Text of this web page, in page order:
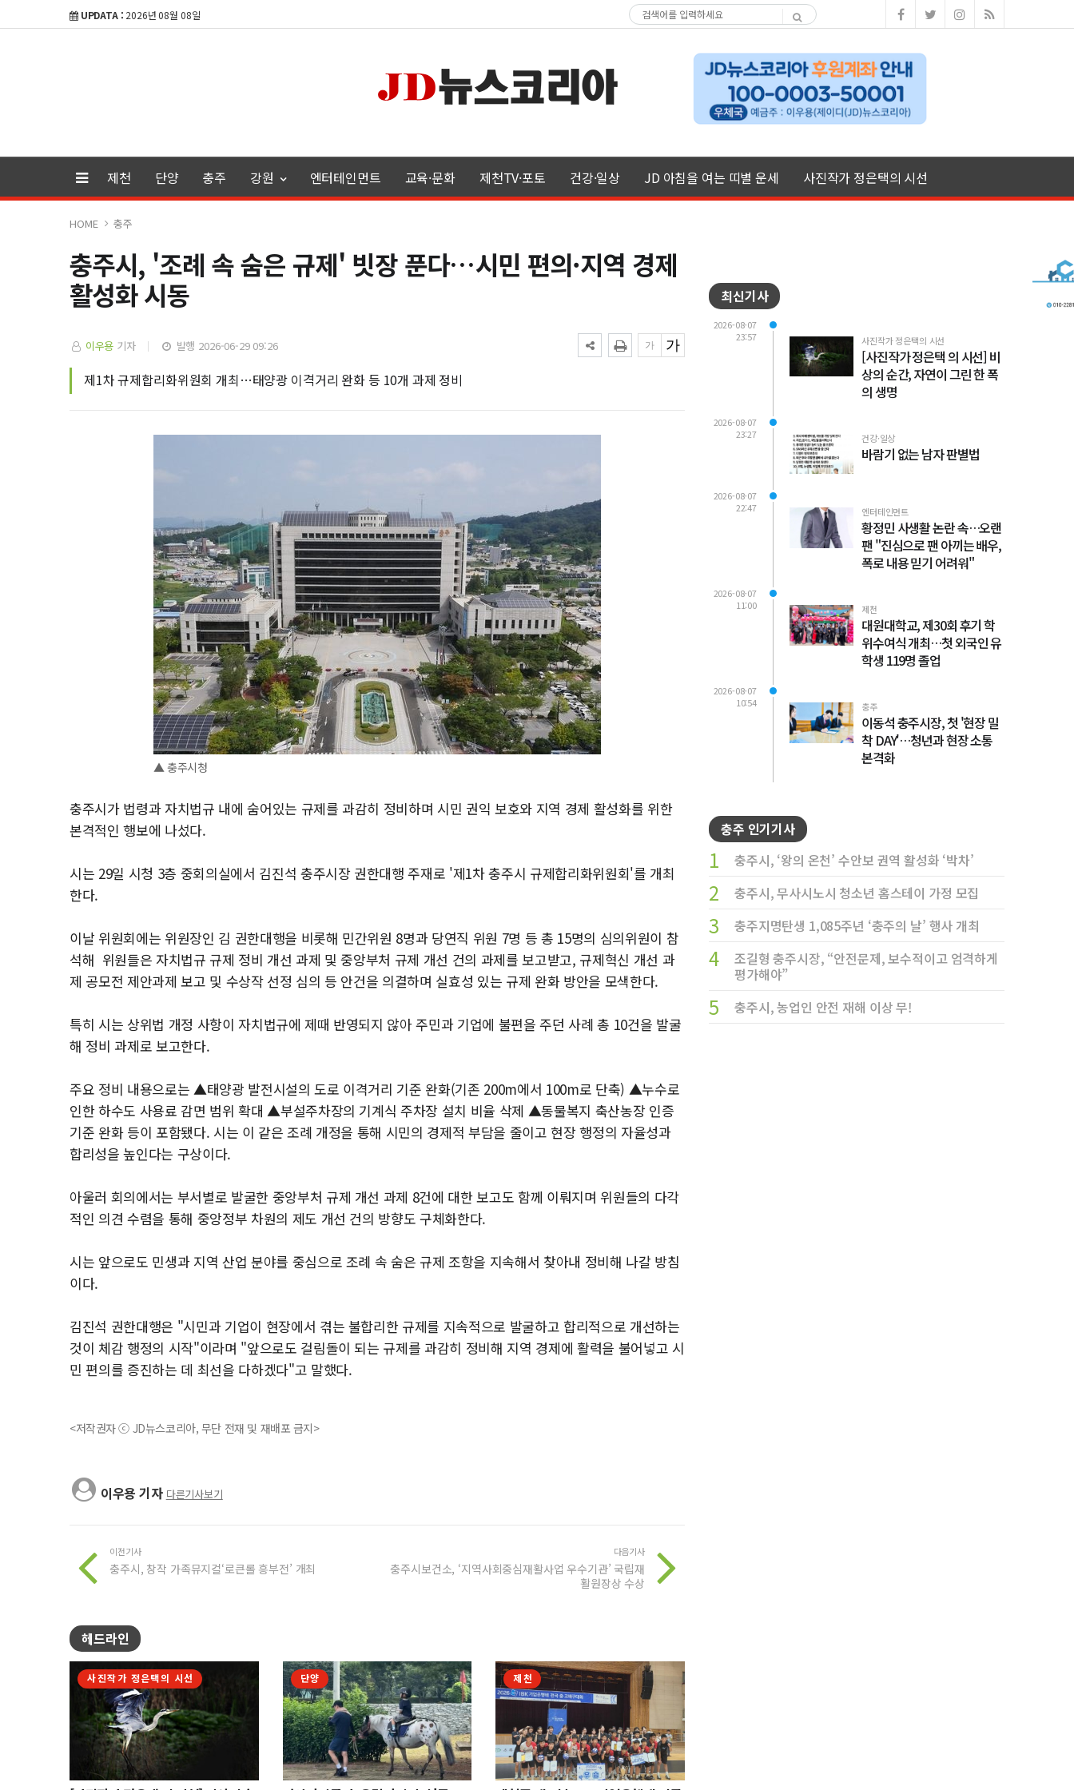
UPDATA : 2026년 08월 08일
제천 단양 충주 강원 엔터테인먼트 교육·문화 제천TV·포토 건강·일상 JD 아침을 여는 띠별 운세 사진작가 정은택의 시선
HOME 충주
충주시, '조례 속 숨은 규제' 빗장 푼다…시민 편의·지역 경제
활성화 시동
이우용 기자 발행 2026-06-29 09:26
제1차 규제합리화위원회 개최…태양광 이격거리 완화 등 10개 과제 정비
▲ 충주시청
충주시가 법령과 자치법규 내에 숨어있는 규제를 과감히 정비하며 시민 권익 보호와 지역 경제 활성화를 위한
본격적인 행보에 나섰다.
시는 29일 시청 3층 중회의실에서 김진석 충주시장 권한대행 주재로 '제1차 충주시 규제합리화위원회'를 개최
한다.
이날 위원회에는 위원장인 김 권한대행을 비롯해 민간위원 8명과 당연직 위원 7명 등 총 15명의 심의위원이 참
석해 위원들은 자치법규 규제 정비 개선 과제 및 중앙부처 규제 개선 건의 과제를 보고받고, 규제혁신 개선 과
제 공모전 제안과제 보고 및 수상작 선정 심의 등 안건을 의결하며 실효성 있는 규제 완화 방안을 모색한다.
특히 시는 상위법 개정 사항이 자치법규에 제때 반영되지 않아 주민과 기업에 불편을 주던 사례 총 10건을 발굴
해 정비 과제로 보고한다.
주요 정비 내용으로는 ▲태양광 발전시설의 도로 이격거리 기준 완화(기존 200m에서 100m로 단축) ▲누수로
인한 하수도 사용료 감면 범위 확대 ▲부설주차장의 기계식 주차장 설치 비율 삭제 ▲동물복지 축산농장 인증
기준 완화 등이 포함됐다. 시는 이 같은 조례 개정을 통해 시민의 경제적 부담을 줄이고 현장 행정의 자율성과
합리성을 높인다는 구상이다.
아울러 회의에서는 부서별로 발굴한 중앙부처 규제 개선 과제 8건에 대한 보고도 함께 이뤄지며 위원들의 다각
적인 의견 수렴을 통해 중앙정부 차원의 제도 개선 건의 방향도 구체화한다.
시는 앞으로도 민생과 지역 산업 분야를 중심으로 조례 속 숨은 규제 조항을 지속해서 찾아내 정비해 나갈 방침
이다.
김진석 권한대행은 "시민과 기업이 현장에서 겪는 불합리한 규제를 지속적으로 발굴하고 합리적으로 개선하는
것이 체감 행정의 시작"이라며 "앞으로도 걸림돌이 되는 규제를 과감히 정비해 지역 경제에 활력을 불어넣고 시
민 편의를 증진하는 데 최선을 다하겠다"고 말했다.
<저작권자 ⓒ JD뉴스코리아, 무단 전재 및 재배포 금지>
이우용 기자 다른기사보기
이전기사
충주시, 창작 가족뮤지컬‘로큰롤 흥부전’ 개최
다음기사
충주시보건소, ‘지역사회중심재활사업 우수기관’ 국립재
활원장상 수상
헤드라인
사진작가 정은택의 시선 단양 제천
최신기사
2026-08-07
23:57
사진작가 정은택의 시선
[사진작가 정은택 의 시선] 비
상의 순간, 자연이 그린 한 폭
의 생명
2026-08-07
23:27
건강·일상
바람기 없는 남자 판별법
2026-08-07
22:47
엔터테인먼트
황정민 사생활 논란 속…오랜
팬 "진심으로 팬 아끼는 배우,
폭로 내용 믿기 어려워"
2026-08-07
11:00
제천
대원대학교, 제30회 후기 학
위수여식 개최…첫 외국인 유
학생 119명 졸업
2026-08-07
10:54
충주
이동석 충주시장, 첫 '현장 밀
착 DAY'…청년과 현장 소통
본격화
충주 인기기사
1 충주시, ‘왕의 온천’ 수안보 권역 활성화 ‘박차’
2 충주시, 무사시노시 청소년 홈스테이 가정 모집
3 충주지명탄생 1,085주년 ‘충주의 날’ 행사 개최
4
조길형 충주시장, “안전문제, 보수적이고 엄격하게
평가해야”
5 충주시, 농업인 안전 재해 이상 무!